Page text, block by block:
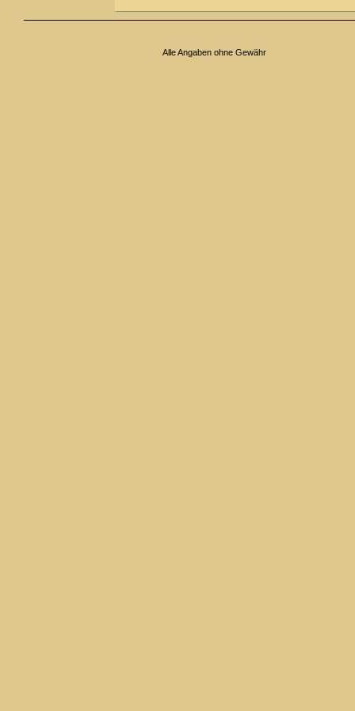
Alle Angaben ohne Gewähr